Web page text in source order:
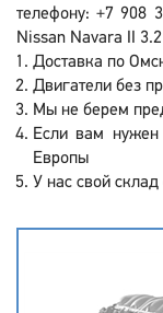
телефону: +7 908
Nissan Navara II
Доставка по
Двигатели без
Мы не берем
Если вам
Европы
У нас свой